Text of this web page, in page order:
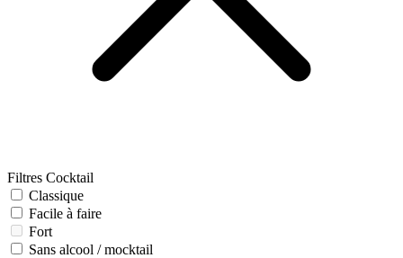
Filtres Cocktail
Classique
Facile à faire
Fort
Sans alcool / mocktail